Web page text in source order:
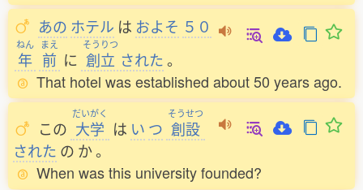
あの ホテル は およそ ５０
ねん
年
まえ
前 に
そうりつ
創立 された。
That hotel was established about 50 years ago.
この
だいがく
大学 は い つ
そうせつ
創設
された の か。
When was this university founded?